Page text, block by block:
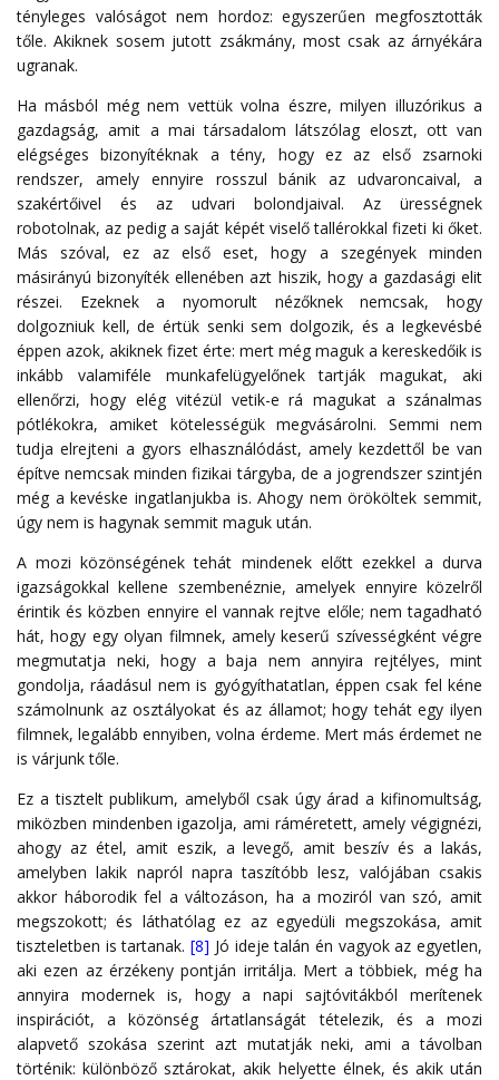
tényleges valóságot nem hordoz: egyszerűen megfosztották
tőle. Akiknek sosem jutott zsákmány, most csak az árnyékára
ugranak.
Ha másból még nem vettük volna észre, milyen illuzórikus a
gazdagság, amit a mai társadalom látszólag eloszt, ott van
elégséges bizonyítéknak a tény, hogy ez az első zsarnoki
rendszer, amely ennyire rosszul bánik az udvaroncaival, a
szakértőivel és az udvari bolondjaival. Az ürességnek
robotolnak, az pedig a saját képét viselő tallérokkal fizeti ki őket.
Más szóval, ez az első eset, hogy a szegények minden
másirányú bizonyíték ellenében azt hiszik, hogy a gazdasági elit
részei. Ezeknek a nyomorult nézőknek nemcsak, hogy
dolgozniuk kell, de értük senki sem dolgozik, és a legkevésbé
éppen azok, akiknek fizet érte: mert még maguk a kereskedőik is
inkább valamiféle munkafelügyelőnek tartják magukat, aki
ellenőrzi, hogy elég vitézül vetik-e rá magukat a szánalmas
pótlékokra, amiket kötelességük megvásárolni. Semmi nem
tudja elrejteni a gyors elhasználódást, amely kezdettől be van
építve nemcsak minden fizikai tárgyba, de a jogrendszer szintjén
még a kevéske ingatlanjukba is. Ahogy nem örököltek semmit,
úgy nem is hagynak semmit maguk után.
A mozi közönségének tehát mindenek előtt ezekkel a durva
igazságokkal kellene szembenéznie, amelyek ennyire közelről
érintik és közben ennyire el vannak rejtve előle; nem tagadható
hát, hogy egy olyan filmnek, amely keserű szívességként végre
megmutatja neki, hogy a baja nem annyira rejtélyes, mint
gondolja, ráadásul nem is gyógyíthatatlan, éppen csak fel kéne
számolnunk az osztályokat és az államot; hogy tehát egy ilyen
filmnek, legalább ennyiben, volna érdeme. Mert más érdemet ne
is várjunk tőle.
Ez a tisztelt publikum, amelyből csak úgy árad a kifinomultság,
miközben mindenben igazolja, ami ráméretett, amely végignézi,
ahogy az étel, amit eszik, a levegő, amit beszív és a lakás,
amelyben lakik napról napra taszítóbb lesz, valójában csakis
akkor háborodik fel a változáson, ha a moziról van szó, amit
megszokott; és láthatólag ez az egyedüli megszokása, amit
tiszteletben is tartanak.[8] Jó ideje talán én vagyok az egyetlen,
aki ezen az érzékeny pontján irritálja. Mert a többiek, még ha
annyira modernek is, hogy a napi sajtóvitákból merítenek
inspirációt, a közönség ártatlanságát tételezik, és a mozi
alapvető szokása szerint azt mutatják neki, ami a távolban
történik: különböző sztárokat, akik helyette élnek, és akik után